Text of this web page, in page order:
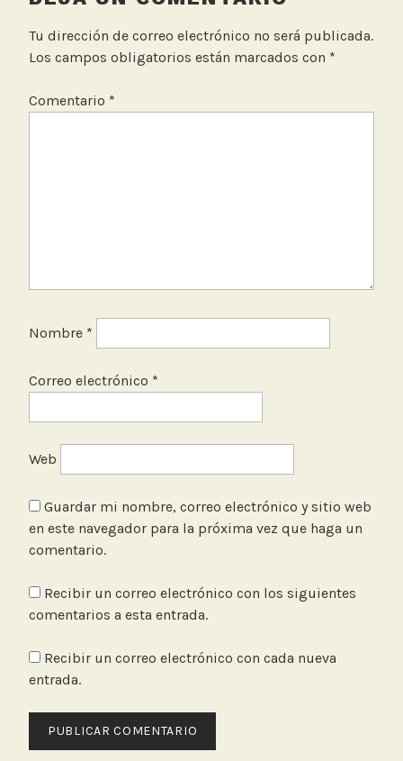
r
e
o
Tu dirección de correo electrónico no será publicada.
Los campos obligatorios están marcados con *
Comentario *
Nombre *
Correo electrónico *
Web
Guardar mi nombre, correo electrónico y sitio web
en este navegador para la próxima vez que haga un
comentario.
Recibir un correo electrónico con los siguientes
comentarios a esta entrada.
Recibir un correo electrónico con cada nueva
entrada.